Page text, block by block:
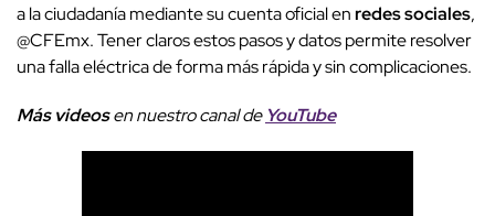
a la ciudadanía mediante su cuenta oficial enredes sociales,
@CFEmx. Tener claros estos pasos y datos permite resolver
una falla eléctrica de forma más rápida y sin complicaciones.
Más videosen nuestro canal de YouTube